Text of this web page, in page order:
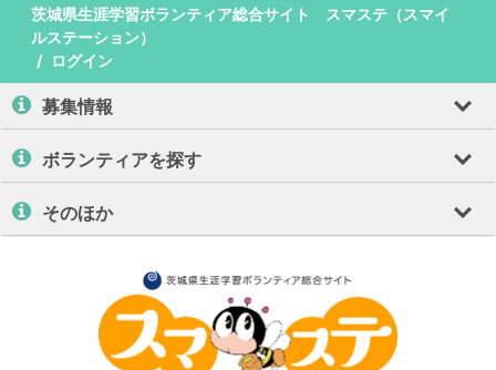
茨城県生涯学習ボランティア総合サイト スマステ（スマイ
ルステーション）
ログイン
募集情報
ボランティアを探す
そのほか